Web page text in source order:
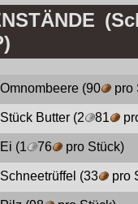
Omnombeere(90 pro
Stück Butter(2 81
Ei (1 76 pro Stück)
Schneetrüffel (33 pro